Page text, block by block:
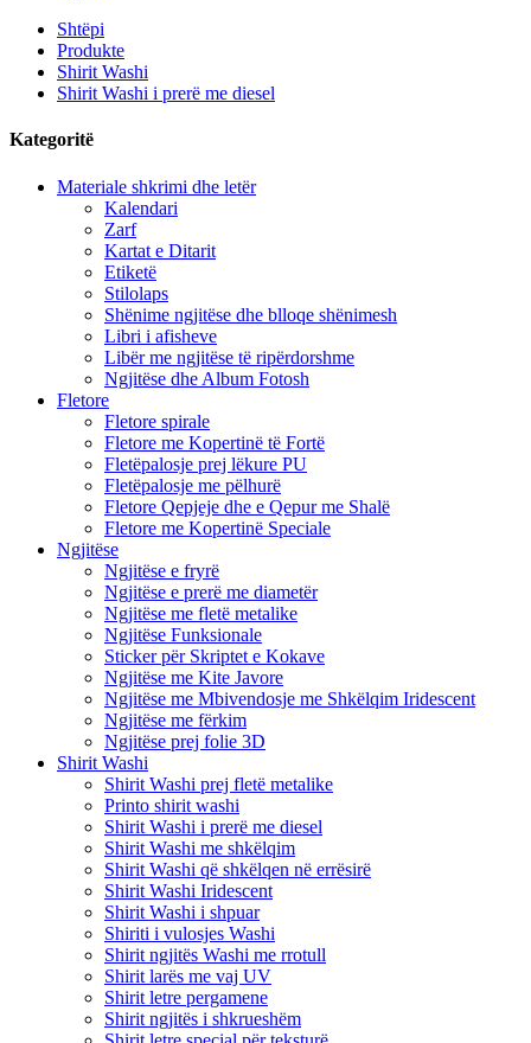
Shtëpi
Produkte
Shirit Washi
Shirit Washi i prerë me diesel
Kategoritë
Materiale shkrimi dhe letër
Kalendari
Zarf
Kartat e Ditarit
Etiketë
Stilolaps
Shënime ngjitëse dhe blloqe shënimesh
Libri i afisheve
Libër me ngjitëse të ripërdorshme
Ngjitëse dhe Album Fotosh
Fletore
Fletore spirale
Fletore me Kopertinë të Fortë
Fletëpalosje prej lëkure PU
Fletëpalosje me pëlhurë
Fletore Qepjeje dhe e Qepur me Shalë
Fletore me Kopertinë Speciale
Ngjitëse
Ngjitëse e fryrë
Ngjitëse e prerë me diametër
Ngjitëse me fletë metalike
Ngjitëse Funksionale
Sticker për Skriptet e Kokave
Ngjitëse me Kite Javore
Ngjitëse me Mbivendosje me Shkëlqim Iridescent
Ngjitëse me fërkim
Ngjitëse prej folie 3D
Shirit Washi
Shirit Washi prej fletë metalike
Printo shirit washi
Shirit Washi i prerë me diesel
Shirit Washi me shkëlqim
Shirit Washi që shkëlqen në errësirë
Shirit Washi Iridescent
Shirit Washi i shpuar
Shiriti i vulosjes Washi
Shirit ngjitës Washi me rrotull
Shirit larës me vaj UV
Shirit letre pergamene
Shirit ngjitës i shkrueshëm